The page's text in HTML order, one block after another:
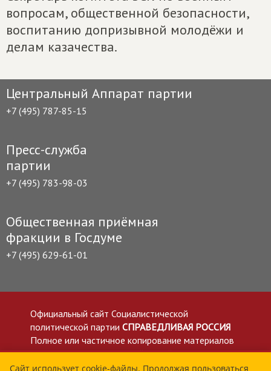
вопросам, общественной безопасности,
воспитанию допризывной молодёжи и
делам казачества.
Центральный Аппарат партии
+7 (495) 787-85-15
Пресс-служба
партии
+7 (495) 783-98-03
Общественная приёмная
фракции в Госдуме
+7 (495) 629-61-01
Официальный сайт Социалистической
политической партии СПРАВЕДЛИВАЯ РОССИЯ
Полное или частичное копирование материалов
приветствуется со ссылкой на сайт spravedlivo.ru
Политика в отношении обработки персональных
Сайт использует cookie-файлы. Продолжая пользоваться